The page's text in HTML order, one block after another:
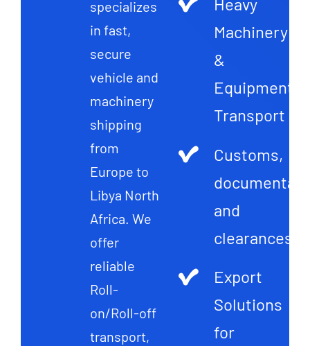
specializes
in fast,
secure
vehicle and
machinery
shipping
from
Europe to
Libya North
Africa. We
offer
reliable
Roll-
on/Roll-off
transport,
Machinery
&
Equipment
Transport
Customs,
and
clearances
Export
Solutions
for